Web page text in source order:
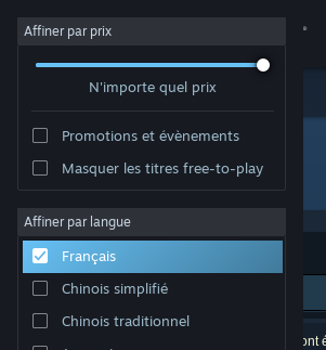
Se connecter
Magasin
À propos
Support
Changer la langue
Affiner par prix
N'importe quel prix
Promotions et évènements
Masquer les titres free-to-play
Affiner par langue
Français
Chinois simplifié
Chinois traditionnel
Développement : Bryce Bucher
Trier par Pertinence
1 résultat correspond à votre recherche. 5 titres ont